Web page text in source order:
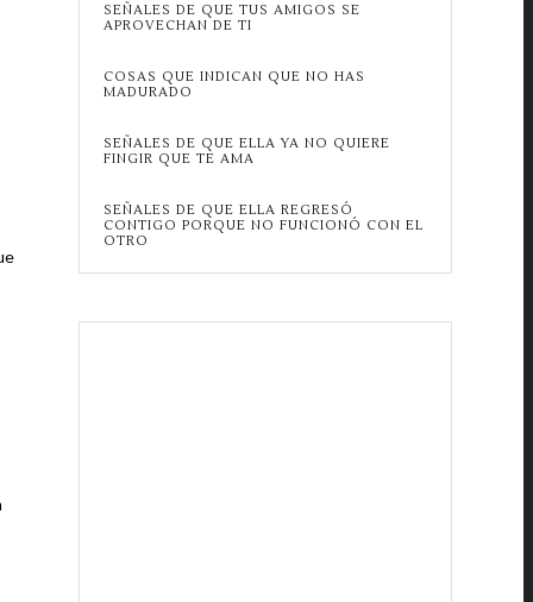
SEÑALES DE QUE TUS AMIGOS SE
APROVECHAN DE TI
COSAS QUE INDICAN QUE NO HAS
MADURADO
SEÑALES DE QUE ELLA YA NO QUIERE
FINGIR QUE TE AMA
SEÑALES DE QUE ELLA REGRESÓ
CONTIGO PORQUE NO FUNCIONÓ CON EL
OTRO